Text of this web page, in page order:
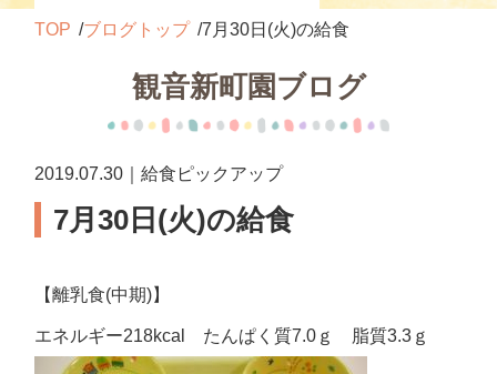
TOP ブログトップ 7月30日(火)の給食
観音新町園ブログ
2019.07.30｜給食ピックアップ
7月30日(火)の給食
【離乳食(中期)】
エネルギー218kcal たんぱく質7.0ｇ 脂質3.3ｇ